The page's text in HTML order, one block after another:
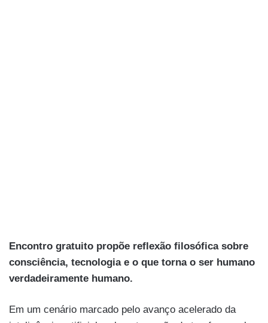
Encontro gratuito propõe reflexão filosófica sobre
consciência, tecnologia e o que torna o ser humano
verdadeiramente humano.
Em um cenário marcado pelo avanço acelerado da